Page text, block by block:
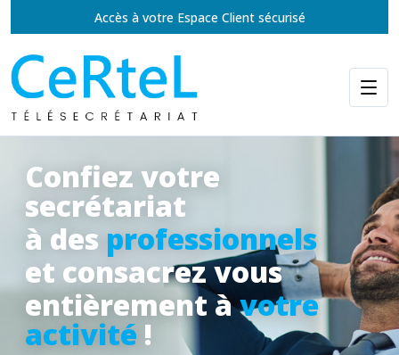
Accès à votre Espace Client sécurisé
Confiez votre
secrétariat
à des professionnels
et consacrez vous
entièrement àvotre
activité !